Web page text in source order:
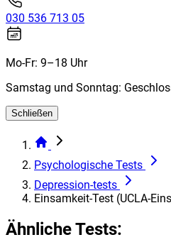
030 536 713 05
Mo-Fr: 9–18 Uhr
Samstag und Sonntag:
Schließen
Psychologische Tests
Depression-tests
Einsamkeit-Test (UCLA-
Ähnliche Tests: